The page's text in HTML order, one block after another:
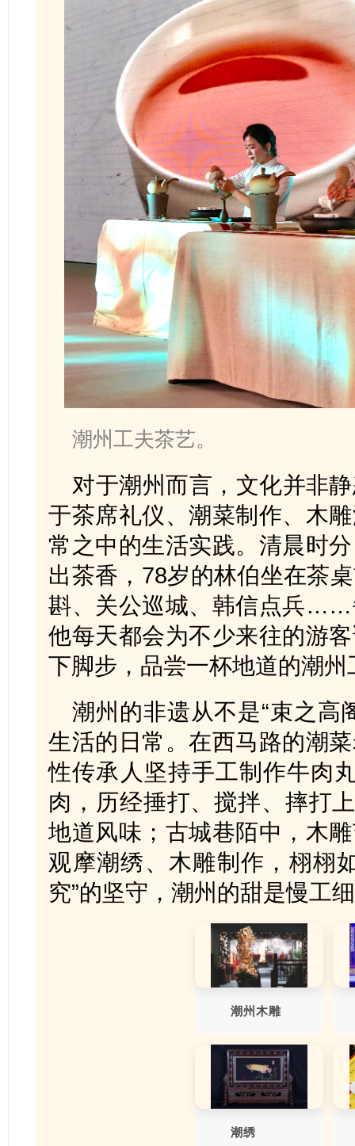
潮州工夫茶艺。
对于潮州而言，文化并非
于茶席礼仪、潮菜制作、木
常之中的生活实践。清晨时
出茶香，78岁的林伯坐在茶
斟、关公巡城、韩信点兵……
他每天都会为不少来往的游
下脚步，品尝一杯地道的潮州
潮州的非遗从不是“束之高
生活的日常。在西马路的潮
性传承人坚持手工制作牛肉
肉，历经捶打、搅拌、摔打
地道风味；古城巷陌中，木
观摩潮绣、木雕制作，栩栩
究”的坚守，潮州的甜是慢工
潮州木雕
潮绣